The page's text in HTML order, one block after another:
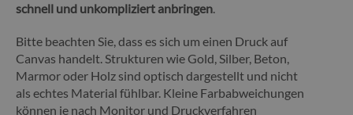
schnell und unkompliziert anbringen.
Bitte beachten Sie, dass es sich um einen Druck auf
Canvas handelt. Strukturen wie Gold, Silber, Beton,
Marmor oder Holz sind optisch dargestellt und nicht
als echtes Material fühlbar. Kleine Farbabweichungen
können je nach Monitor und Druckverfahren